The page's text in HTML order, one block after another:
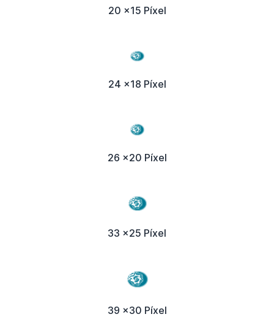
20 x15 Píxel
24 x18 Píxel
26 x20 Píxel
33 x25 Píxel
39 x30 Píxel